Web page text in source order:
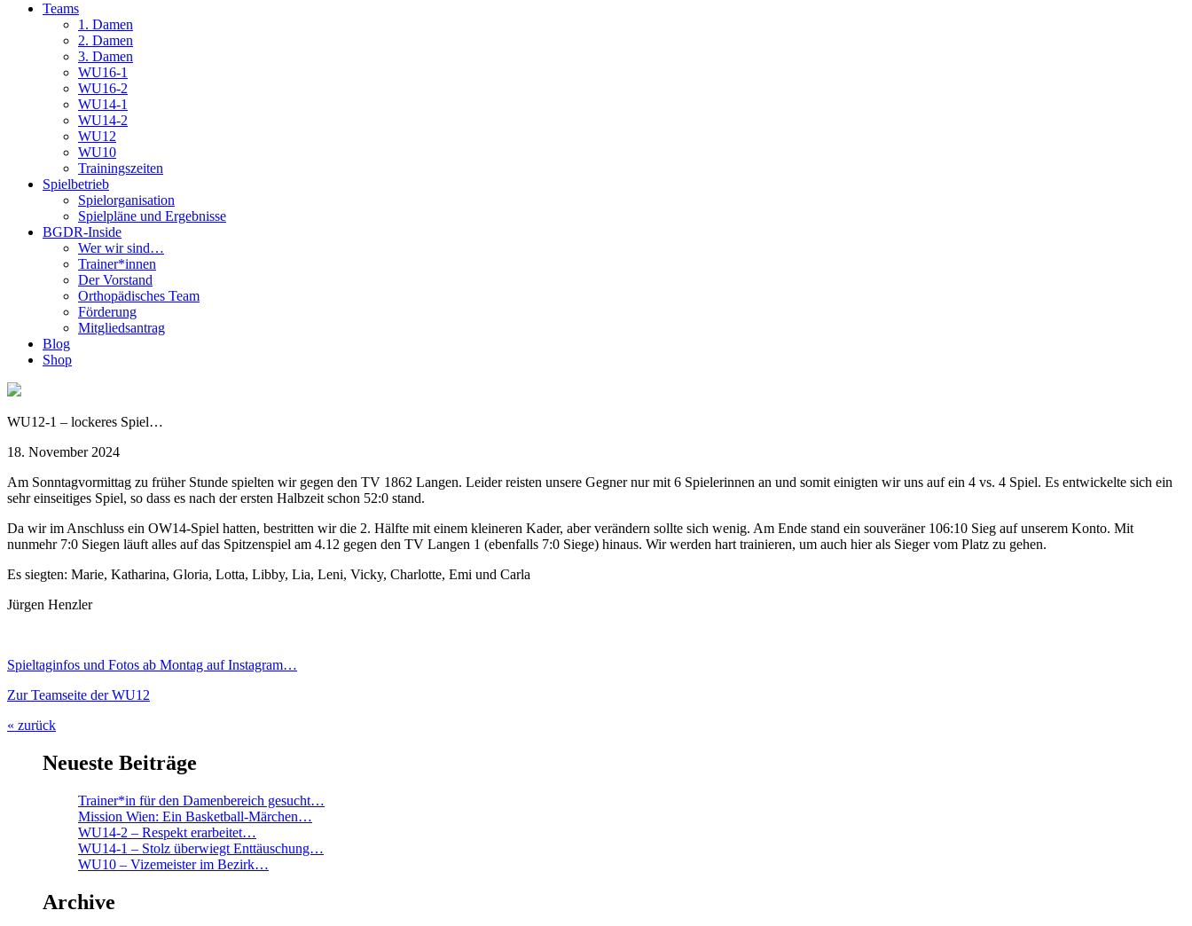
Teams
1. Damen
2. Damen
3. Damen
WU16-1
WU16-2
WU14-1
WU14-2
WU12
WU10
Trainingszeiten
Spielbetrieb
Spielorganisation
Spielpläne und Ergebnisse
BGDR-Inside
Wer wir sind…
Trainer*innen
Der Vorstand
Orthopädisches Team
Förderung
Mitgliedsantrag
Blog
Shop
WU12-1 – lockeres Spiel…
18. November 2024
Am Sonntagvormittag zu früher Stunde spielten wir gegen den TV 1862 Langen. Leider reisten unsere Gegner nur mit 6 Spielerinnen an und somit einigten wir uns auf ein 4 vs. 4 Spiel. Es entwickelte sich ein
sehr einseitiges Spiel, so dass es nach der ersten Halbzeit schon 52:0 stand.
Da wir im Anschluss ein OW14-Spiel hatten, bestritten wir die 2. Hälfte mit einem kleineren Kader, aber verändern sollte sich wenig. Am Ende stand ein souveräner 106:10 Sieg auf unserem Konto. Mit
nunmehr 7:0 Siegen läuft alles auf das Spitzenspiel am 4.12 gegen den TV Langen 1 (ebenfalls 7:0 Siege) hinaus. Wir werden hart trainieren, um auch hier als Sieger vom Platz zu gehen.
Es siegten: Marie, Katharina, Gloria, Lotta, Libby, Lia, Leni, Vicky, Charlotte, Emi und Carla
Jürgen Henzler
Spieltaginfos und Fotos ab Montag auf Instagram…
Zur Teamseite der WU12
« zurück
Neueste Beiträge
Trainer*in für den Damenbereich gesucht…
Mission Wien: Ein Basketball-Märchen…
WU14-2 – Respekt erarbeitet…
WU14-1 – Stolz überwiegt Enttäuschung…
WU10 – Vizemeister im Bezirk…
Archive